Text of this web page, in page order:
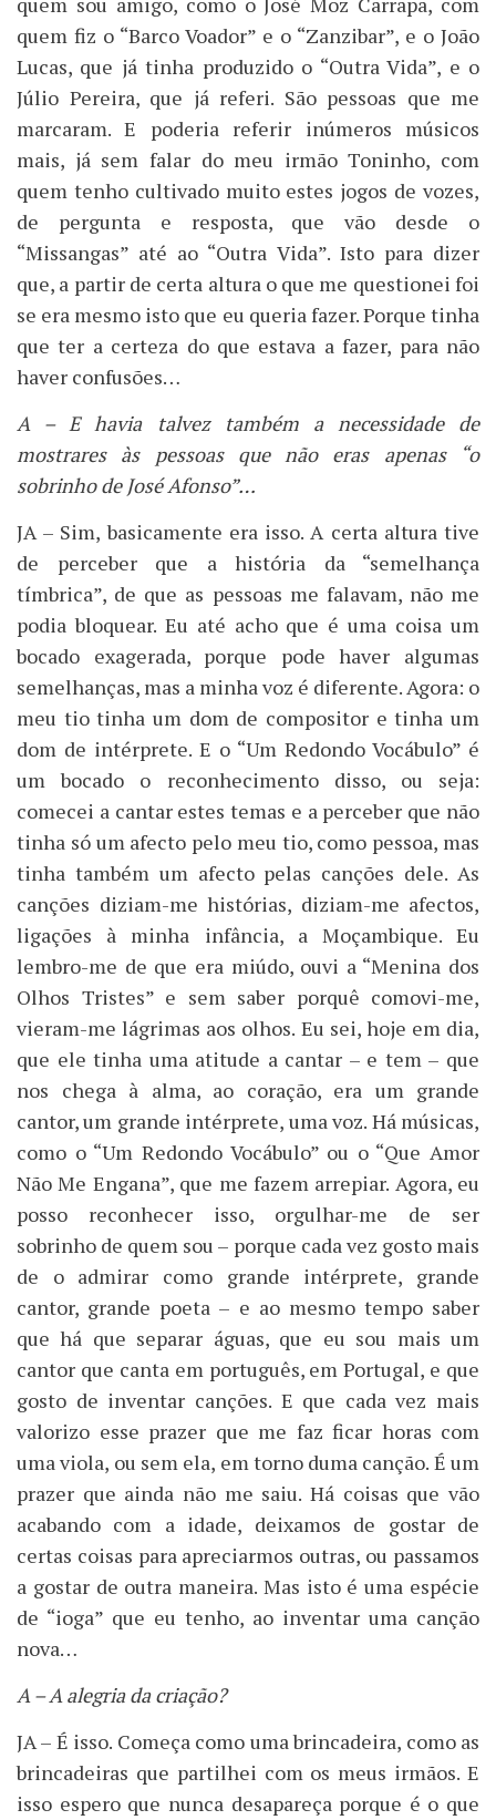
quem fiz o “Barco Voador” e o “Zanzibar”, e o João
Lucas, que já tinha produzido o “Outra Vida”, e o
Júlio Pereira, que já referi. São pessoas que me
marcaram. E poderia referir inúmeros músicos
mais, já sem falar do meu irmão Toninho, com
quem tenho cultivado muito estes jogos de vozes,
de pergunta e resposta, que vão desde o
“Missangas” até ao “Outra Vida”. Isto para dizer
que, a partir de certa altura o que me questionei foi
se era mesmo isto que eu queria fazer. Porque tinha
que ter a certeza do que estava a fazer, para não
haver confusões…
A – E havia talvez também a necessidade de
mostrares às pessoas que não eras apenas “o
sobrinho de José Afonso”…
JA – Sim, basicamente era isso. A certa altura tive
de perceber que a história da “semelhança
tímbrica”, de que as pessoas me falavam, não me
podia bloquear. Eu até acho que é uma coisa um
bocado exagerada, porque pode haver algumas
semelhanças, mas a minha voz é diferente. Agora: o
meu tio tinha um dom de compositor e tinha um
dom de intérprete. E o “Um Redondo Vocábulo” é
um bocado o reconhecimento disso, ou seja:
comecei a cantar estes temas e a perceber que não
tinha só um afecto pelo meu tio, como pessoa, mas
tinha também um afecto pelas canções dele. As
canções diziam-me histórias, diziam-me afectos,
ligações à minha infância, a Moçambique. Eu
lembro-me de que era miúdo, ouvi a “Menina dos
Olhos Tristes” e sem saber porquê comovi-me,
vieram-me lágrimas aos olhos. Eu sei, hoje em dia,
que ele tinha uma atitude a cantar – e tem – que
nos chega à alma, ao coração, era um grande
cantor, um grande intérprete, uma voz. Há músicas,
como o “Um Redondo Vocábulo” ou o “Que Amor
Não Me Engana”, que me fazem arrepiar. Agora, eu
posso reconhecer isso, orgulhar-me de ser
sobrinho de quem sou – porque cada vez gosto mais
de o admirar como grande intérprete, grande
cantor, grande poeta – e ao mesmo tempo saber
que há que separar águas, que eu sou mais um
cantor que canta em português, em Portugal, e que
gosto de inventar canções. E que cada vez mais
valorizo esse prazer que me faz ficar horas com
uma viola, ou sem ela, em torno duma canção. É um
prazer que ainda não me saiu. Há coisas que vão
acabando com a idade, deixamos de gostar de
certas coisas para apreciarmos outras, ou passamos
a gostar de outra maneira. Mas isto é uma espécie
de “ioga” que eu tenho, ao inventar uma canção
nova…
A – A alegria da criação?
JA – É isso. Começa como uma brincadeira, como as
brincadeiras que partilhei com os meus irmãos. E
isso espero que nunca desapareça porque é o que